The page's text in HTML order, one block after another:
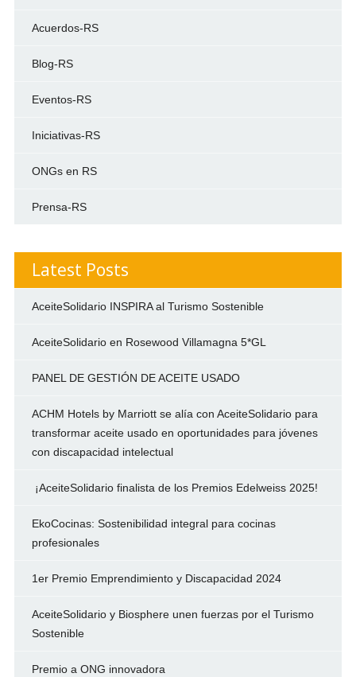
Acuerdos-RS
Blog-RS
Eventos-RS
Iniciativas-RS
ONGs en RS
Prensa-RS
Latest Posts
AceiteSolidario INSPIRA al Turismo Sostenible
AceiteSolidario en Rosewood Villamagna 5*GL
PANEL DE GESTIÓN DE ACEITE USADO
ACHM Hotels by Marriott se alía con AceiteSolidario para
transformar aceite usado en oportunidades para jóvenes
con discapacidad intelectual
¡AceiteSolidario finalista de los Premios Edelweiss 2025!
EkoCocinas: Sostenibilidad integral para cocinas
profesionales
1er Premio Emprendimiento y Discapacidad 2024
AceiteSolidario y Biosphere unen fuerzas por el Turismo
Sostenible
Premio a ONG innovadora